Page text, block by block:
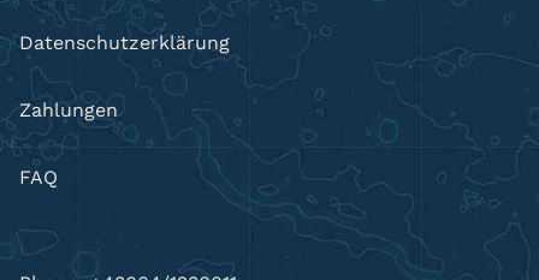
Datenschutzerklärung
Zahlungen
FAQ